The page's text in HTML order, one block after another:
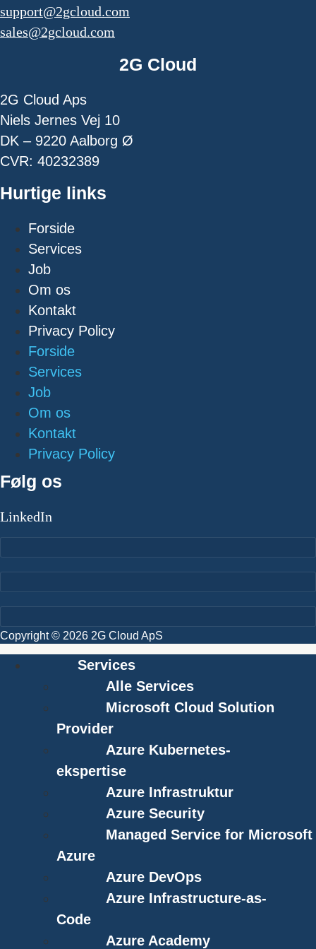
support@2gcloud.com
sales@2gcloud.com
2G Cloud
2G Cloud Aps
Niels Jernes Vej 10
DK – 9220 Aalborg Ø
CVR: 40232389
Hurtige links
Forside
Services
Job
Om os
Kontakt
Privacy Policy
Forside
Services
Job
Om os
Kontakt
Privacy Policy
Følg os
LinkedIn
Copyright © 2026 2G Cloud ApS
Services
Alle Services
Microsoft Cloud Solution
Provider
Azure Kubernetes-
ekspertise
Azure Infrastruktur
Azure Security
Managed Service for Microsoft
Azure
Azure DevOps
Azure Infrastructure-as-
Code
Azure Academy